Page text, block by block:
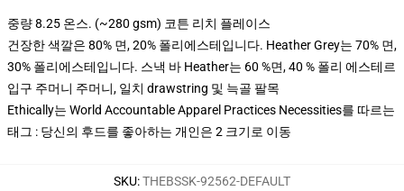
중량 8.25 온스. (~280 gsm) 코튼 리치 플레이스
건장한 색깔은 80% 면, 20% 폴리에스테입니다. Heather Grey는 70% 면,
30% 폴리에스테입니다. 스낵 바 Heather는 60 %면, 40 % 폴리 에스테르
입구 주머니 주머니, 일치 drawstring 및 늑골 팔목
Ethically는 World Accountable Apparel Practices Necessities를 따르는
태그 : 당신의 후드를 좋아하는 개인은 2 크기로 이동
SKU:THEBSSK-92562-DEFAULT